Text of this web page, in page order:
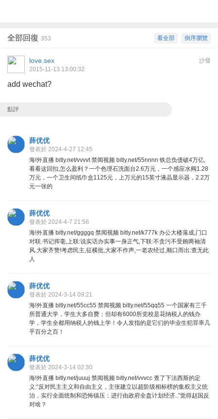
倒序瀏覽
看全部
全部回復 353
沙發
love.sex
2015-11-13 13:00:32
add wechat?
點評
薛优优
發表於 2024-4-27 12:45
海!外直播 bitly.net/vvvvt 禁闻视频 bitly.net/55nnnn 铁总负债破4万亿,
看看这回扣,怎么盈利？一个色理石洗面台2.6万元，一个感应水阀1.28
万元，一个卫生间纸巾盒1125元，上万元的15英寸液晶显示器，2.2万
元一张的
薛优优
發表於 2024-4-7 21:56
海!外直播 bitly.net/ggggq 禁闻视频 bitly.net/k777k 办公大楼落成,门口
对联.书记挥毫,上联:说实话办实事一身正气,下联:不贪污不受贿两袖清
风.大家齐赞!考虑民主,征横批,大家不作声,一老农经过,顺口而出:查无此
人
薛优优
發表於 2024-3-14 09:21
海!外直播 bitly.net/55cc55 禁闻视频 bitly.net/55qq55 一个国家有三千
所普通大学，学生大多自费；但却有6000所党校是花纳税人的钱办
学，学生全都用纳税人的钱上学！令人发指的是它们的毕业生犯罪率几
乎百分之百！
薛优优
發表於 2024-3-14 02:30
海!外直播 bitly.net/juuuj 禁闻视频 bitly.net/vvvcc 查了下法西斯的定
义:“反对民主主义和自由主义，主张建立以超阶级相标榜的集权主义统
治，实行全面统制和恐怖镇压；进行由政府全盘计划经济..”觉得赵国反
对啥？